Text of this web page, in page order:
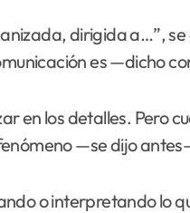
dirigida a…”,
es —dicho
los detalles. Pero
—se dijo
o interpretando lo